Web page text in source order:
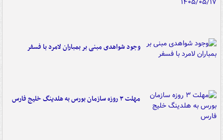
وجود شواهدی مبنی بر بمباران لامرد با فسفر
مهلت ۳ روزه سازمان بورس به هلدینگ خلیج فارس